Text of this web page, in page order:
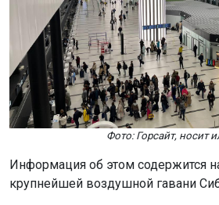
Фото: Горсайт, носит
Информация об этом содержится
крупнейшей воздушной гавани